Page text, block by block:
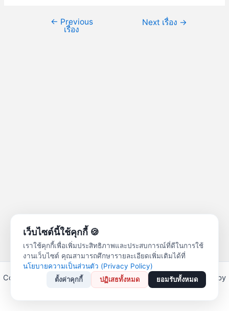
← Previous
เรื่อง
Next เรื่อง →
Copyright © 2026 สหกรณ์ออมทรัพย์ครูลำปาง จำกัด | Powered by
Astra WordPress Theme
เว็บไซต์นี้ใช้คุกกี้ 🍪
เราใช้คุกกี้เพื่อเพิ่มประสิทธิภาพและประสบการณ์ที่ดีในการใช้
งานเว็บไซต์ คุณสามารถศึกษารายละเอียดเพิ่มเติมได้ที่
นโยบายความเป็นส่วนตัว (Privacy Policy)
ตั้งค่าคุกกี้
ปฏิเสธทั้งหมด ยอมรับทั้งหมด